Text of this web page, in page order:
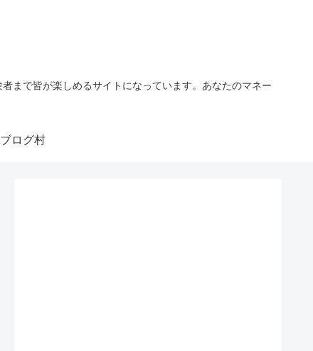
まで皆が楽しめるサイトになっています。あなたのマネー
ブログ村